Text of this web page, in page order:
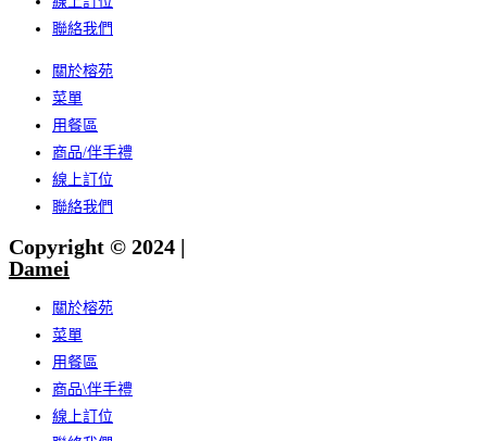
聯絡我們
關於榕苑
菜單
用餐區
商品/伴手禮
線上訂位
聯絡我們
Copyright © 2024 |
Damei
關於榕苑
菜單
用餐區
商品\伴手禮
線上訂位